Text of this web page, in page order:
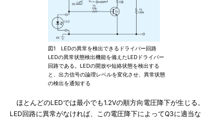
図1 LEDの異常を検出できるドライバー回路
LEDの異常状態検出機能を備えたLEDドライバー
回路である。LEDの開放や短絡状態を検出する
と、出力信号の論理レベルを変化させ、異常状態
の検出を通知する
ほとんどのLEDでは最小でも1.2Vの順方向電圧降下が生じる。
LED回路に異常がなければ、この電圧降下によってQ3に適当な